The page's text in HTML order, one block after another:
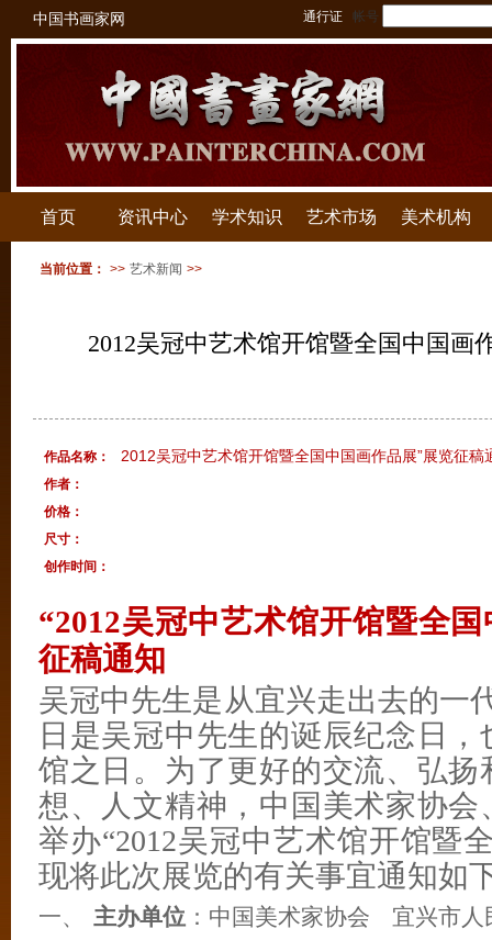
中国书画家网 通行证 帐号
首页 资讯中心 学术知识 艺术市场 美术机构
当前位置： >> 艺术新闻 >>
2012吴冠中艺术馆开馆暨全国中国画
作品名称： 2012吴冠中艺术馆开馆暨全国中国画作品展”展览征稿
作者：
价格：
尺寸：
创作时间：
“2012吴冠中艺术馆开馆暨全
征稿通知
吴冠中先生是从宜兴走出去的一
日是吴冠中先生的诞辰纪念日
馆之日。为了更好的交流、弘
想、人文精神，中国美术家协
举办“2012吴冠中艺术馆开馆暨
现将此次展览的有关事宜通知如
一、 主办单位 ：中国美术家协会
宜兴市人